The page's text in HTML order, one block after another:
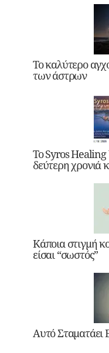
Το καλύτερο
των άστρων
Το Syros Healing
δεύτερη χρονιά
Κάποια στιγμή
είσαι “σωστός”
Αυτό Σταματάει